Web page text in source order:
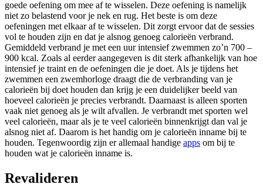
goede oefening om mee af te wisselen. Deze oefening is namelijk
niet zo belastend voor je nek en rug. Het beste is om deze
oefeningen met elkaar af te wisselen. Dit zorgt ervoor dat de sessies
vol te houden zijn en dat je alsnog genoeg calorieën verbrand.
Gemiddeld verbrand je met een uur intensief zwemmen zo’n 700 –
900 kcal. Zoals al eerder aangegeven is dit sterk afhankelijk van hoe
intensief je traint en de oefeningen die je doet. Als je tijdens het
zwemmen een zwemhorloge draagt die de verbranding van je
calorieën bij doet houden dan krijg je een duidelijker beeld van
hoeveel calorieën je precies verbrandt. Daarnaast is alleen sporten
vaak niet genoeg als je wilt afvallen. Je verbrandt met sporten wel
veel calorieën, maar als je te veel calorieën binnenkrijgt dan val je
alsnog niet af. Daarom is het handig om je calorieën inname bij te
houden. Tegenwoordig zijn er allemaal handige apps om bij te
houden wat je calorieën inname is.
Revalideren